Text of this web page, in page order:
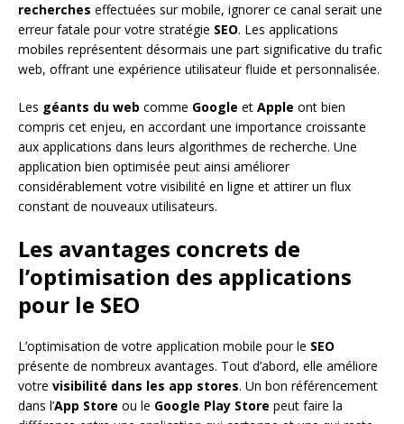
recherches effectuées sur mobile, ignorer ce canal serait une
erreur fatale pour votre stratégie SEO. Les applications
mobiles représentent désormais une part significative du trafic
web, offrant une expérience utilisateur fluide et personnalisée.
Les géants du web comme Google et Apple ont bien
compris cet enjeu, en accordant une importance croissante
aux applications dans leurs algorithmes de recherche. Une
application bien optimisée peut ainsi améliorer
considérablement votre visibilité en ligne et attirer un flux
constant de nouveaux utilisateurs.
Les avantages concrets de
l’optimisation des applications
pour le SEO
L’optimisation de votre application mobile pour le SEO
présente de nombreux avantages. Tout d’abord, elle améliore
votre visibilité dans les app stores. Un bon référencement
dans l’App Store ou le Google Play Store peut faire la